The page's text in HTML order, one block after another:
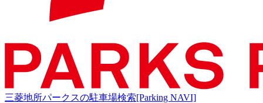
三菱地所パークスの駐車場検索[Parking NAVI]